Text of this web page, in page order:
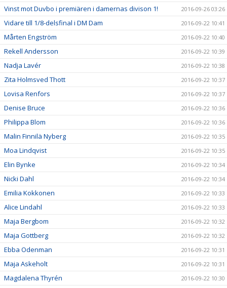
Vinst mot Duvbo i premiären i damernas divison 1! 2016-09-26 03:26
Vidare till 1/8-delsfinal i DM Dam 2016-09-22 10:41
Mårten Engström 2016-09-22 10:40
Rekell Andersson 2016-09-22 10:39
Nadja Lavér 2016-09-22 10:38
Zita Holmsved Thott 2016-09-22 10:37
Lovisa Renfors 2016-09-22 10:37
Denise Bruce 2016-09-22 10:36
Philippa Blom 2016-09-22 10:36
Malin Finnilä Nyberg 2016-09-22 10:35
Moa Lindqvist 2016-09-22 10:35
Elin Bynke 2016-09-22 10:34
Nicki Dahl 2016-09-22 10:34
Emilia Kokkonen 2016-09-22 10:33
Alice Lindahl 2016-09-22 10:33
Maja Bergbom 2016-09-22 10:32
Maja Gottberg 2016-09-22 10:32
Ebba Odenman 2016-09-22 10:31
Maja Askeholt 2016-09-22 10:31
Magdalena Thyrén 2016-09-22 10:30